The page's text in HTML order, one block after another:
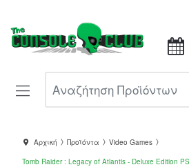
Αρχική Προϊόντα
Video Games
Tomb Raider : Legacy of Atlantis - Deluxe Edition